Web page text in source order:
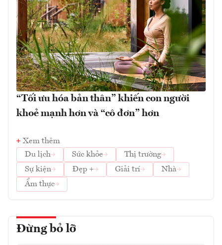
“Tối ưu hóa bản thân” khiến con người
khoẻ mạnh hơn và “cô đơn” hơn
Xem thêm
Du lịch
Sức khỏe
Thị trường
Sự kiện
Đẹp + Giải trí
Nhà
Ẩm thực
Đừng bỏ lỡ